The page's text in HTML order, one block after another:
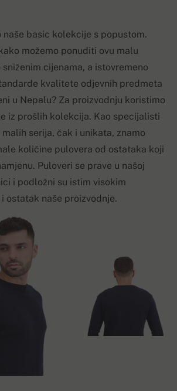
naše basic kolekcije s popustom.
možemo ponuditi ovu malu
cijenama, a istovremeno
kvalitete odjevnih predmeta
u Nepalu? Za proizvodnju koristimo
iz prošlih kolekcija. Kao specijalisti
serija, čak i unikata, znamo
količine pulovera od ostataka koji
Puloveri se prave u našoj
i podložni su istim visokim
ostatak naše proizvodnje.